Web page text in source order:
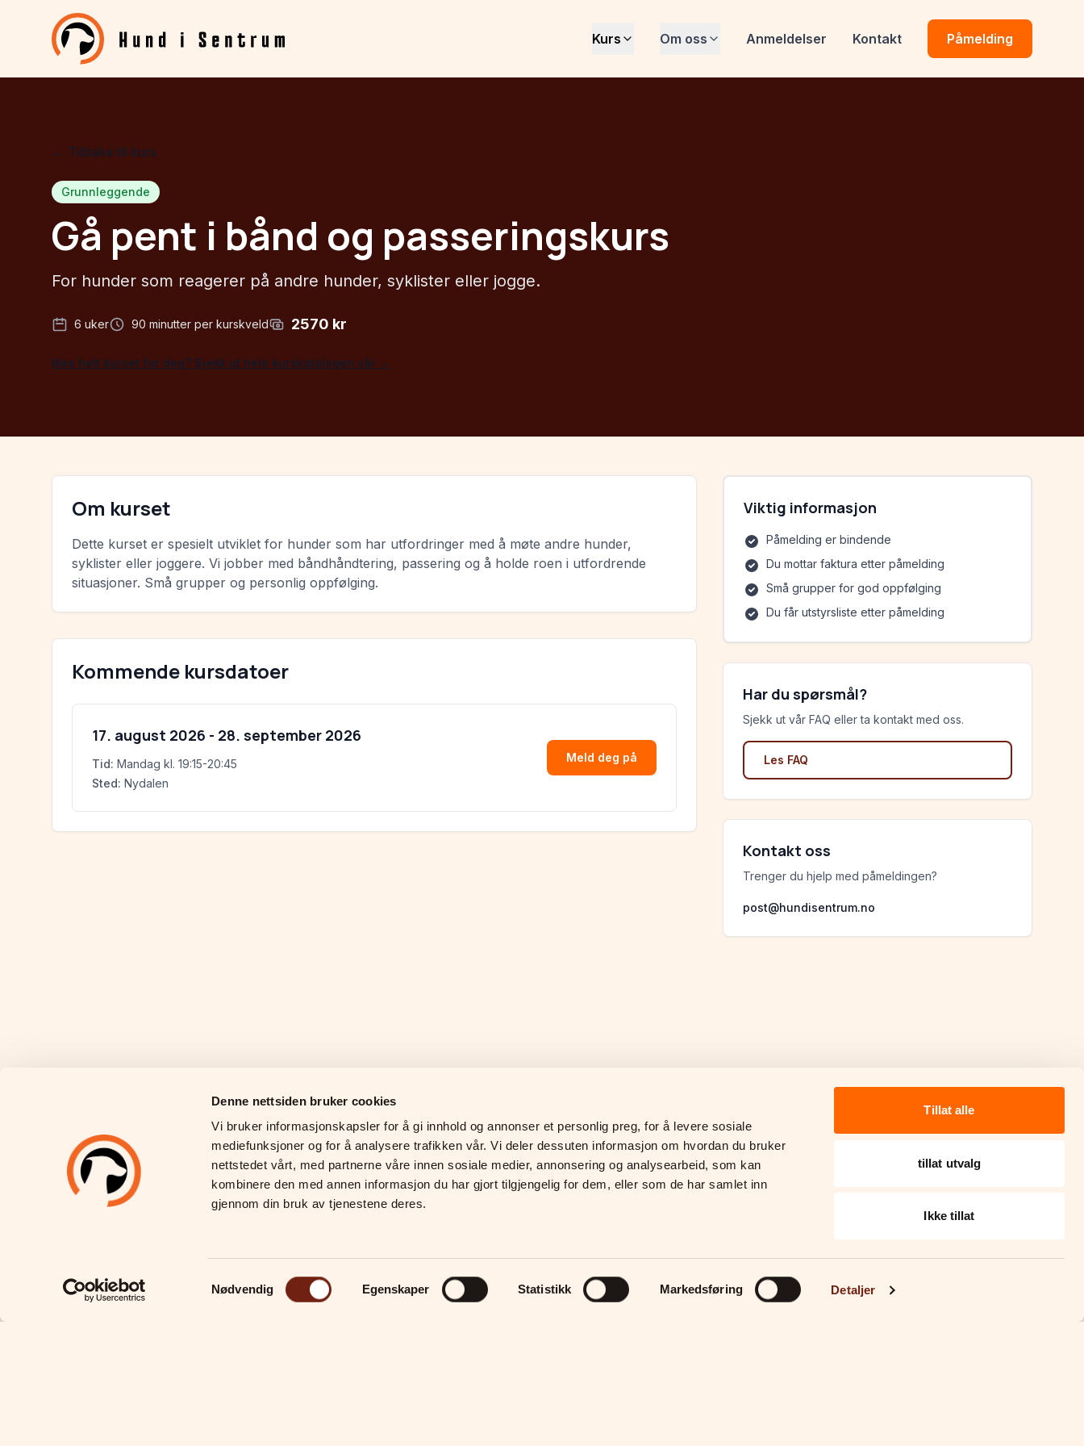
Denne nettsiden bruker cookies
Vi bruker informasjonskapsler for å gi innhold og annonser et personlig preg, for å levere sosiale
mediefunksjoner og for å analysere trafikken vår. Vi deler dessuten informasjon om hvordan du bruker
nettstedet vårt, med partnerne våre innen sosiale medier, annonsering og analysearbeid, som kan
kombinere den med annen informasjon du har gjort tilgjengelig for dem, eller som de har samlet inn
gjennom din bruk av tjenestene deres.
Samtykkevalg
Nødvendig Egenskaper Statistikk Markedsføring Detaljer
Tillat alle
tillat utvalg
Ikke tillat
Kurs Om oss Anmeldelser Kontakt Påmelding
← Tilbake til kurs
Grunnleggende
Gå pent i bånd og passeringskurs
For hunder som reagerer på andre hunder, syklister eller jogge.
6 uker 90 minutter per kurskveld 2570 kr
Ikke helt kurset for deg? Sjekk ut hele kurskatalogen vår →
Om kurset
Dette kurset er spesielt utviklet for hunder som har utfordringer med å møte andre hunder,
syklister eller joggere. Vi jobber med båndhåndtering, passering og å holde roen i utfordrende
situasjoner. Små grupper og personlig oppfølging.
Kommende kursdatoer
17. august 2026 - 28. september 2026
Tid: Mandag kl. 19:15-20:45
Sted: Nydalen
Meld deg på
Viktig informasjon
Påmelding er bindende
Du mottar faktura etter påmelding
Små grupper for god oppfølging
Du får utstyrsliste etter påmelding
Har du spørsmål?
Sjekk ut vår FAQ eller ta kontakt med oss.
Les FAQ
Kontakt oss
Trenger du hjelp med påmeldingen?
post@hundisentrum.no